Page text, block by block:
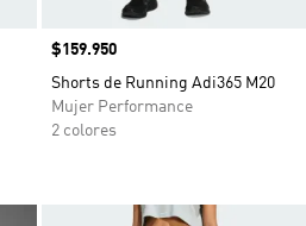
Precio
$159.950
Shorts de Running Adi365 M20
Mujer Performance
2 colores